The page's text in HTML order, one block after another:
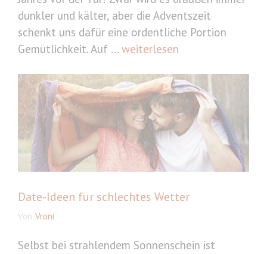
dunkler und kälter, aber die Adventszeit
schenkt uns dafür eine ordentliche Portion
Gemütlichkeit. Auf ... weiterlesen
Date-Ideen für schlechtes Wetter
Von Vroni
Selbst bei strahlendem Sonnenschein ist